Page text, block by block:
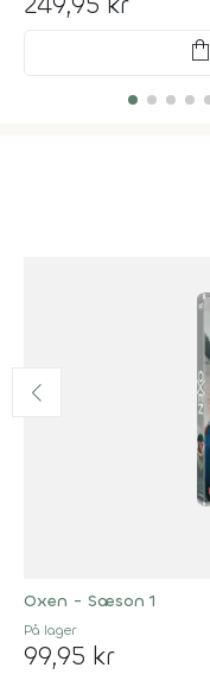
shopping_bag
Oxen - Sæson 1
På lager
99,95 kr